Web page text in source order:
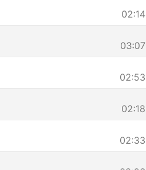
02:14
03:07
02:53
02:18
02:33